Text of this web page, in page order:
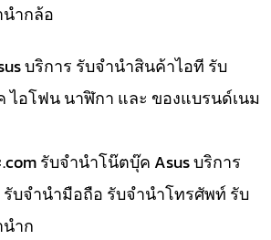
ำกล้อ
บริการ รับจำนำสินค้าไอที รับ
ไอโฟน นาฬิกา และ ของแบรนด์เนม
รับจำนำโน๊ตบุ๊ค Asus บริการ
บจำนำมือถือ รับจำนำโทรศัพท์ รับ
ำก